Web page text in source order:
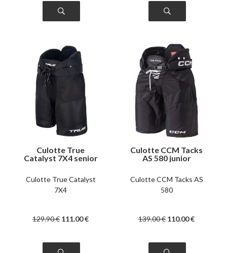
Culotte True
Catalyst 7X4 senior
Culotte True Catalyst
7X4
129.90€ 111.00€
Culotte CCM Tacks
AS 580 junior
Culotte CCM Tacks AS
580
139.00€ 110.00€